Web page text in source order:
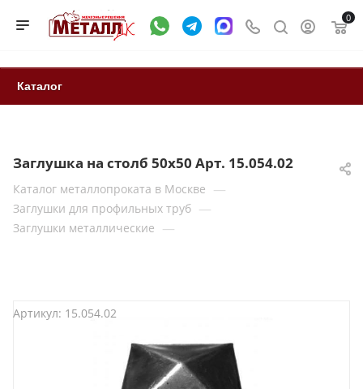
0
Каталог
Заглушка на столб 50х50 Арт. 15.054.02
Каталог металлопроката в Москве —
Заглушки для профильных труб —
Заглушки металлические —
Артикул: 15.054.02